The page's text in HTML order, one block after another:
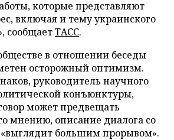
которые представляют
включая и тему украинского
сообщаетТАСС.
в отношении беседы
осторожный оптимизм.
руководитель научного
конъюнктуры,
может предвещать
мнению, описание диалога со
большим прорывом».